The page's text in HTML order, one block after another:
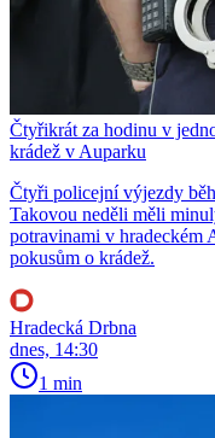
Čtyřikrát za hodinu v
krádež v Auparku
Čtyři policejní výjezdy
Takovou neděli měli
potravinami v hradeckém
pokusům o krádež.
Hradecká Drbna
dnes, 14:30
1 min